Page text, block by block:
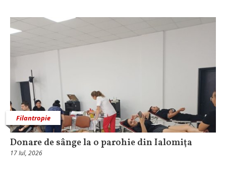
Filantropie
Donare de sânge la o parohie din Ialomiţa
17 Iul, 2026